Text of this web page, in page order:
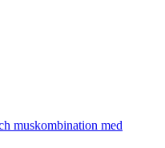
muskombination med